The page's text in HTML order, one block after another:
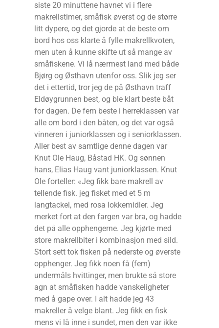
siste 20 minuttene havnet vi i flere
makrellstimer, småfisk øverst og de større
litt dypere, og det gjorde at de beste om
bord hos oss klarte å fylle makrellkvoten,
men uten å kunne skifte ut så mange av
småfiskene. Vi lå nærmest land med både
Bjørg og Østhavn utenfor oss. Slik jeg ser
det i ettertid, tror jeg de på Østhavn traff
Eldøygrunnen best, og ble klart beste båt
for dagen. De fem beste i herreklassen var
alle om bord i den båten, og det var også
vinneren i juniorklassen og i seniorklassen.
Aller best av samtlige denne dagen var
Knut Ole Haug, Båstad HK. Og sønnen
hans, Elias Haug vant juniorklassen. Knut
Ole forteller: «Jeg fikk bare makrell av
tellende fisk. jeg fisket med et 5 m
langtackel, med rosa lokkemidler. Jeg
merket fort at den fargen var bra, og hadde
det på alle opphengerne. Jeg kjørte med
store makrellbiter i kombinasjon med sild.
Stort sett tok fisken på nederste og øverste
opphenger. Jeg fikk noen få (fem)
undermåls hvittinger, men brukte så store
agn at småfisken hadde vanskeligheter
med å gape over. I alt hadde jeg 43
makreller å velge blant. Jeg fikk en fisk
mens vi lå inne i sundet, men den var ikke